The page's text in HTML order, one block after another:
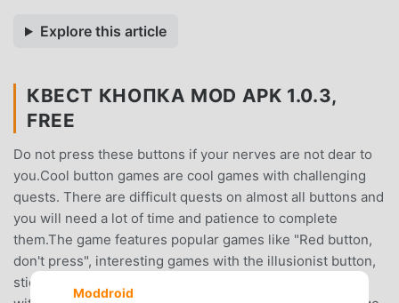
Explore this article
КВЕСТ КНОПКА MOD APK 1.0.3,
FREE
Do not press these buttons if your nerves are not dear to
you.Cool button games are cool games with challenging
quests. There are difficult quests on almost all buttons and
you will need a lot of time and patience to complete
them.The game features popular games like "Red button,
don't press", interesting games with the illusionist button,
sticky games with the purple button, challenging games
Moddroid